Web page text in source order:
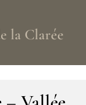
la Clarée